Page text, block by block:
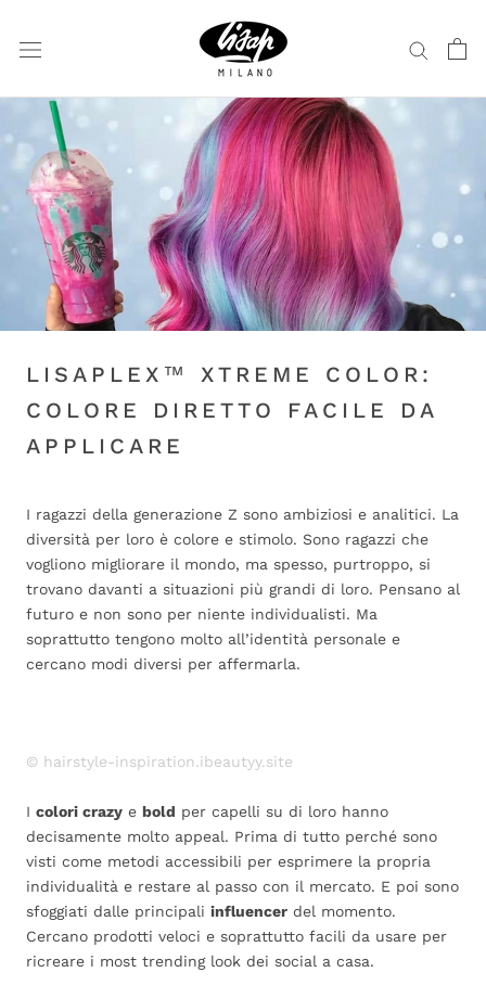
contenuto
LISAPLEX™ XTREME COLOR:
COLORE DIRETTO FACILE DA
APPLICARE
I ragazzi della generazione Z sono ambiziosi e analitici. La
diversità per loro è colore e stimolo. Sono ragazzi che
vogliono migliorare il mondo, ma spesso, purtroppo, si
trovano davanti a situazioni più grandi di loro. Pensano al
futuro e non sono per niente individualisti. Ma
soprattutto tengono molto all’identità personale e
cercano modi diversi per affermarla.
© hairstyle-inspiration.ibeautyy.site
I colori crazy e bold per capelli su di loro hanno
decisamente molto appeal. Prima di tutto perché sono
visti come metodi accessibili per esprimere la propria
individualità e restare al passo con il mercato. E poi sono
sfoggiati dalle principali influencer del momento.
Cercano prodotti veloci e soprattutto facili da usare per
ricreare i most trending look dei social a casa.